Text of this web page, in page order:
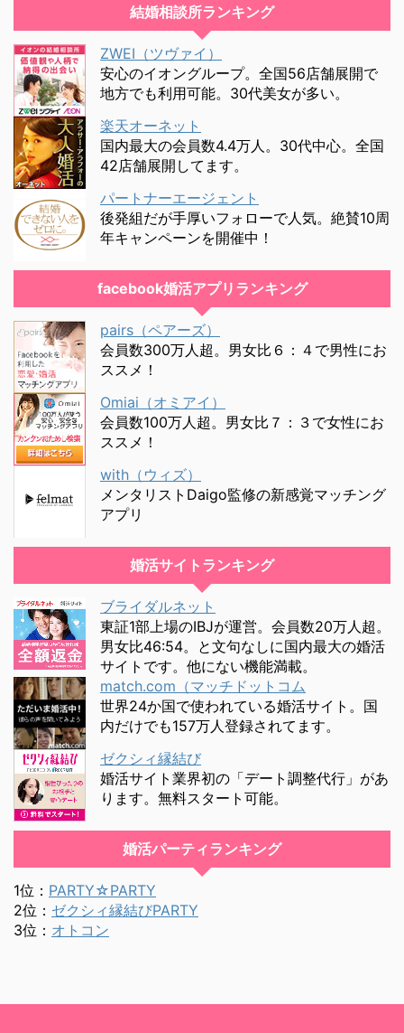
結婚相談所ランキング
ZWEI（ツヴァイ）
安心のイオングループ。全国56店舗展開で
地方でも利用可能。30代美女が多い。
楽天オーネット
国内最大の会員数4.4万人。30代中心。全国
42店舗展開してます。
パートナーエージェント
後発組だが手厚いフォローで人気。絶賛10周
年キャンペーンを開催中！
facebook婚活アプリランキング
pairs（ペアーズ）
会員数300万人超。男女比６：４で男性にお
ススメ！
Omiai（オミアイ）
会員数100万人超。男女比７：３で女性にお
ススメ！
with（ウィズ）
メンタリストDaigo監修の新感覚マッチング
アプリ
婚活サイトランキング
ブライダルネット
東証1部上場のIBJが運営。会員数20万人超。
男女比46:54。と文句なしに国内最大の婚活
サイトです。他にない機能満載。
match.com（マッチドットコム
世界24か国で使われている婚活サイト。国
内だけでも157万人登録されてます。
ゼクシィ縁結び
婚活サイト業界初の「デート調整代行」があ
ります。無料スタート可能。
婚活パーティランキング
1位： PARTY☆PARTY
2位： ゼクシィ縁結びPARTY
3位： オトコン